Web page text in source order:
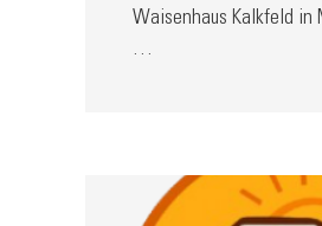
Waisenhaus Kalkfeld in
…